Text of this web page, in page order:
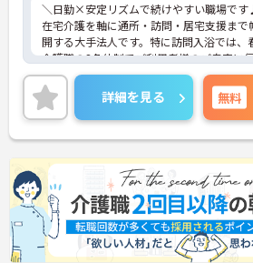
＼日勤×安定リズムで続けやすい職場で
在宅介護を軸に通所・訪問・居宅支援まで
開する大手法人です。特に訪問入浴では、
介護職の3名体制でご利用者様のご自宅に
全面に配慮しながらケアを提供しています
ムで支える」スタイルなので役割分担が明
経験からでも安心してスタートできる環境
勤中心＆日曜固定休と、生活リズムを整え
けるのも魅力。無理なく長く続けたい方に
の訪問系サービスです。
■ 生活リズム安定♪日勤ワーク
無理なく続けられる勤務スタイルが整って
・「夜勤なし・日曜固定休」で予定が立て
詳細を見る 無料